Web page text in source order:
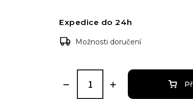
Expedice do 24h
Možnosti doručení